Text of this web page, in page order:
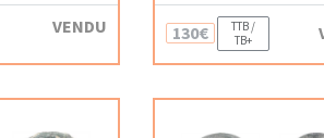
VENDU 130€
TTB /
TB+